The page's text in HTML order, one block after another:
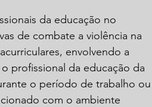
da educação no
de combate a violência na
envolvendo a
profissional da educação da
o período de trabalho ou
com o ambiente